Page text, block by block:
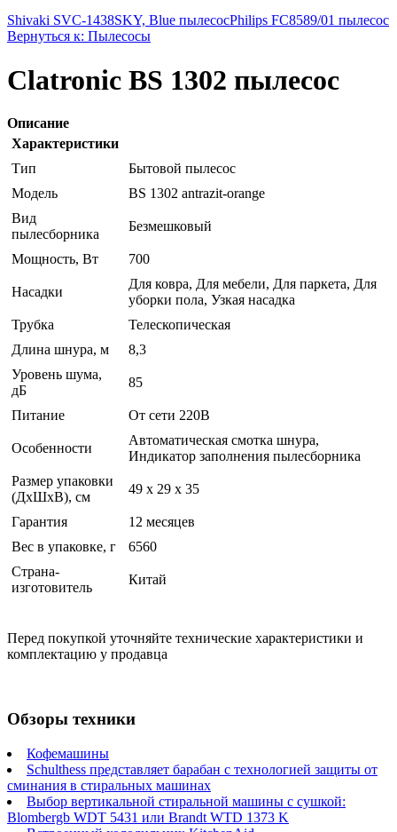
Shivaki SVC-1438SKY, Blue пылесосPhilips FC8589/01 пылесос
Вернуться к: Пылесосы
Clatronic BS 1302 пылесос
Описание
Характеристики
Тип
Бытовой пылесос
Модель
BS 1302 antrazit-orange
Вид
пылесборника
Безмешковый
Мощность, Вт 700
Насадки
Для ковра, Для мебели, Для паркета, Для
уборки пола, Узкая насадка
Трубка
Телескопическая
Длина шнура, м
8,3
Уровень шума,
дБ
85
Питание От сети 220В
Особенности
Автоматическая смотка шнура,
Индикатор заполнения пылесборника
Размер упаковки
(ДхШхВ), см
49 x 29 x 35
Гарантия
12 месяцев
Вес в упаковке, г
6560
Страна-
изготовитель
Китай
Перед покупкой уточняйте технические характеристики и
комплектацию у продавца
Обзоры техники
Кофемашины
Schulthess представляет барабан с технологией защиты от
сминания в стиральных машинах
Выбор вертикальной стиральной машины с сушкой:
Blombergb WDT 5431 или Brandt WTD 1373 K